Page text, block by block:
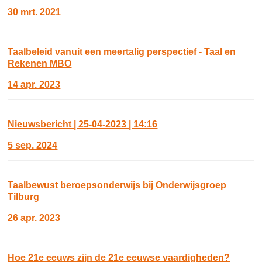
30 mrt. 2021
Taalbeleid vanuit een meertalig perspectief - Taal en
Rekenen MBO
14 apr. 2023
Nieuwsbericht | 25-04-2023 | 14:16
5 sep. 2024
Taalbewust beroepsonderwijs bij Onderwijsgroep
Tilburg
26 apr. 2023
Hoe 21e eeuws zijn de 21e eeuwse vaardigheden?